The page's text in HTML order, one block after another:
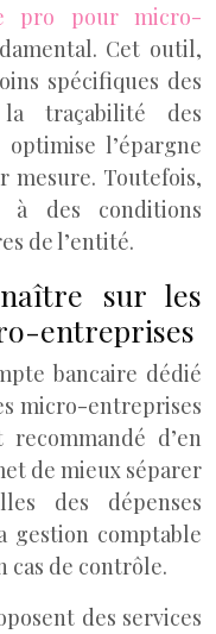
pro pour micro-
Cet outil,
spécifiques des
traçabilité des
l’épargne
mesure. Toutefois,
à des conditions
de l’entité.
sur les
entreprises
bancaire dédié
micro-entreprises
d’en
de mieux séparer
des dépenses
gestion comptable
cas de contrôle.
des services